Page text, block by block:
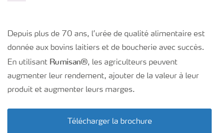
Depuis plus de 70 ans, l’urée de qualité alimentaire est
donnée aux bovins laitiers et de boucherie avec succès.
En utilisant Rumisan®, les agriculteurs peuvent
augmenter leur rendement, ajouter de la valeur à leur
produit et augmenter leurs marges.
Télécharger la brochure